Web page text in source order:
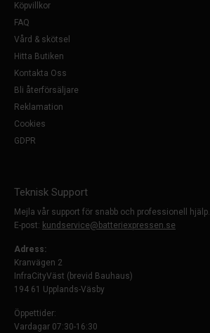
Köpvillkor
FAQ
Vård & skötsel
Hitta Butiken
Kontakta Oss
Bli återförsäljare
Reklamation
Cookies
GDPR
Teknisk Support
Mejla vår support för snabb och professionell hjälp.
E-post: kundservice@batteriexpressen.se
Adress:
Kranvägen 2
InfraCityVäst (brevid Bauhaus)
194 61 Upplands-Väsby
Öppettider:
Vardagar 07:30-16:30